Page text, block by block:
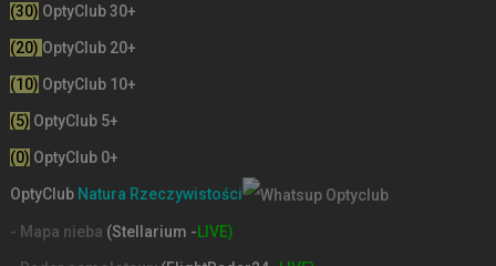
(30) OptyClub 30+
(20) OptyClub 20+
(10) OptyClub 10+
(5) OptyClub 5+
(0) OptyClub 0+
OptyClub Natura Rzeczywistości
- Mapa nieba (Stellarium -LIVE)